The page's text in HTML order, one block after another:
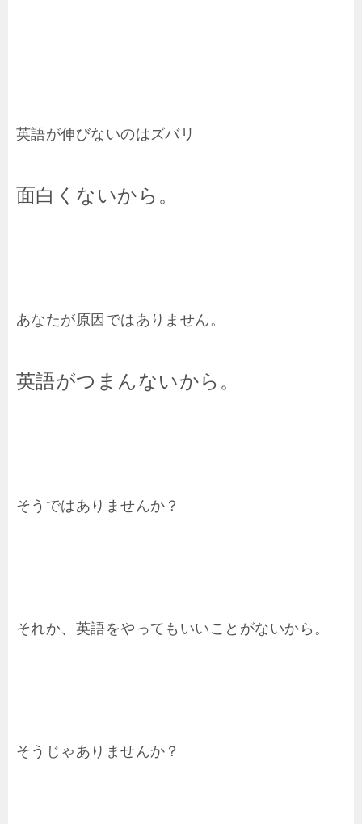
英語が伸びないのはズバリ
面白くないから。
あなたが原因ではありません。
英語がつまんないから。
そうではありませんか？
それか、英語をやってもいいことがないから。
そうじゃありませんか？